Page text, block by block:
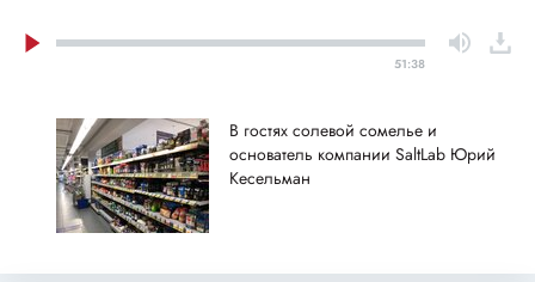
51:38
В гостях солевой сомелье и
основатель компании SaltLab Юрий
Кесельман